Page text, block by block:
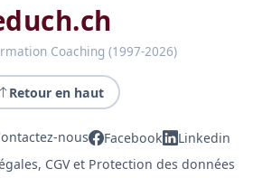
Coaching (1997-2026)
Retour en haut
nous Facebook
Linkedin
CGV et Protection des données